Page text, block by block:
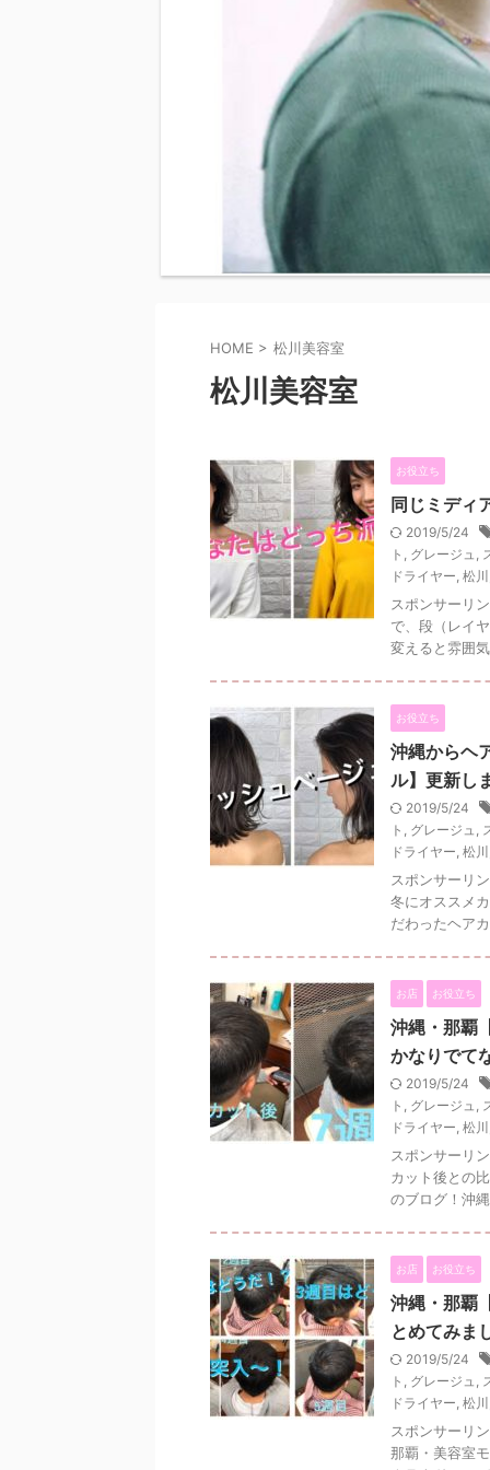
HOME > 松川美容室
松川美容室
お役立ち
同じミディ
2019/5/24
ト , グレージュ ,
ドライヤー, 松川
スポンサーリ
で、段（レイ
変えると雰囲
お役立ち
沖縄からヘ
ル】更新し
2019/5/24
ト , グレージュ ,
ドライヤー, 松川
スポンサーリ
冬にオススメ
だわったヘア
お店 お役立ち
沖縄・那覇
かなりでて
2019/5/24
ト , グレージュ ,
ドライヤー, 松川
スポンサーリ
カット後との
のブログ！沖
お店 お役立ち
沖縄・那覇
とめてみま
2019/5/24
ト , グレージュ ,
ドライヤー, 松川
スポンサーリ
那覇・美容室